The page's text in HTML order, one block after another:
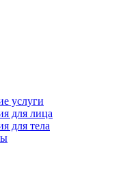
услуги
для лица
для тела